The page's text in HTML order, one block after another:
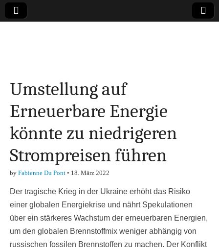
Finanzen,
Marketing-, Vertrieb-
& Investment-Tipps
Umstellung auf
Erneuerbare Energie
könnte zu niedrigeren
Strompreisen führen
by Fabienne Du Pont • 18. März 2022
Der tragische Krieg in der Ukraine erhöht das Risiko
einer globalen Energiekrise und nährt Spekulationen
über ein stärkeres Wachstum der erneuerbaren Energien,
um den globalen Brennstoffmix weniger abhängig von
russischen fossilen Brennstoffen zu machen. Der Konflikt